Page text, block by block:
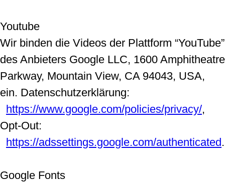
Youtube
Wir binden die Videos der Plattform “YouTube”
des Anbieters Google LLC, 1600 Amphitheatre
Parkway, Mountain View, CA 94043, USA,
ein. Datenschutzerklärung:
https://www.google.com/policies/privacy/,
Opt-Out:
https://adssettings.google.com/authenticated.
Google Fonts